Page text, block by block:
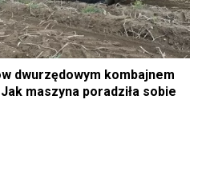
dwurzędowym kombajnem
maszyna poradziła sobie